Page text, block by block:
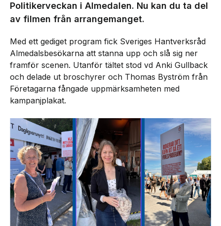
Politikerveckan i Almedalen. Nu kan du ta del
av filmen från arrangemanget.
Med ett gediget program fick Sveriges Hantverksråd
Almedalsbesökarna att stanna upp och slå sig ner
framför scenen. Utanför tältet stod vd Anki Gullback
och delade ut broschyrer och Thomas Byström från
Företagarna fångade uppmärksamheten med
kampanjplakat.